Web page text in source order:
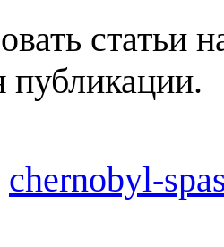
статьи
публикации.
chernobyl-